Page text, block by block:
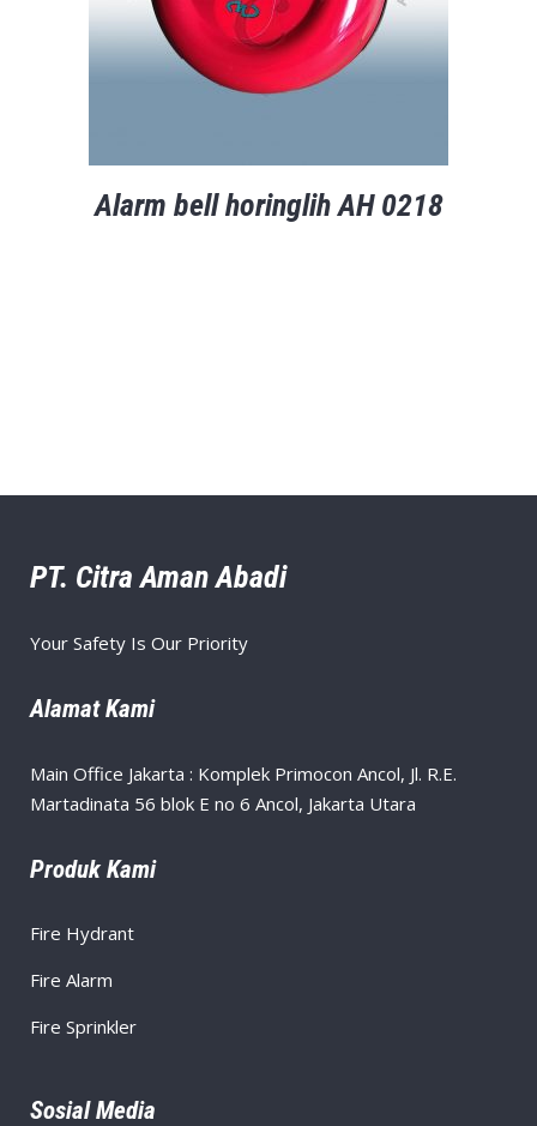
Alarm bell horinglih AH 0218
PT. Citra Aman Abadi
Your Safety Is Our Priority
Alamat Kami
Main Office Jakarta : Komplek Primocon Ancol, Jl. R.E.
Martadinata 56 blok E no 6 Ancol, Jakarta Utara
Produk Kami
Fire Hydrant
Fire Alarm
Fire Sprinkler
Sosial Media